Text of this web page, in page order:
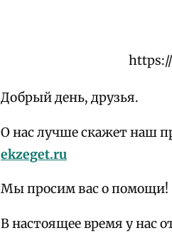
Добрый день, друзья.
О нас лучше скажет наш
ekzeget.ru
Мы просим вас о помощи!
В настоящее время у нас